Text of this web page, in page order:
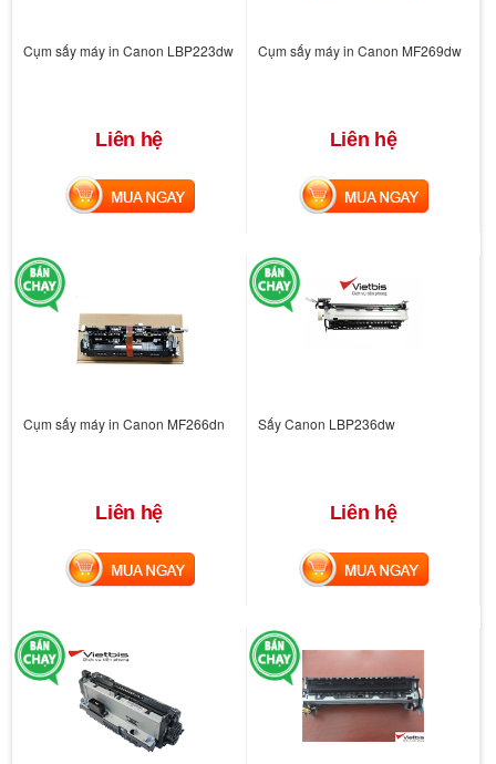
Cụm sấy máy in Canon LBP223dw
Liên hệ
MUA NGAY
Cụm sấy máy in Canon MF269dw
Liên hệ
MUA NGAY
Cụm sấy máy in Canon MF266dn
Liên hệ
MUA NGAY
Sấy Canon LBP236dw
Liên hệ
MUA NGAY